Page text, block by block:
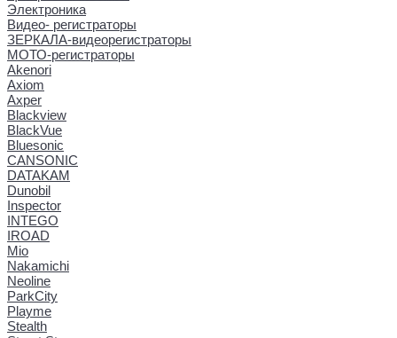
Электроника
Видео- регистраторы
ЗЕРКАЛА-видеорегистраторы
МОТО-регистраторы
Akenori
Axiom
Axper
Blackview
BlackVue
Bluesonic
CANSONIC
DATAKAM
Dunobil
Inspector
INTEGO
IROAD
Mio
Nakamichi
Neoline
ParkCity
Playme
Stealth